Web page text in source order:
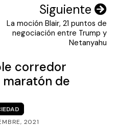
Siguiente
La moción Blair, 21 puntos de
negociación entre Trump y
Netanyahu
corredor
de
2021